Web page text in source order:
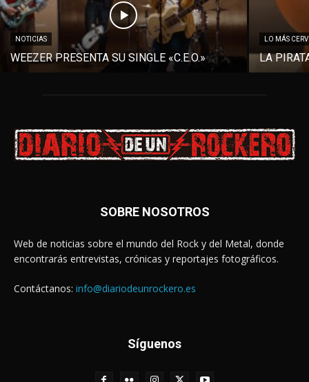
NOTICIAS
WEEZER PRESENTA SU SINGLE «C.E.O.»
LO MÁS
LA
SOBRE NOSOTROS
Web de noticias sobre el mundo del Rock y del Metal, donde
encontrarás entrevistas, crónicas y reportajes fotográficos.
Contáctanos: info@diariodeunrockero.es
Síguenos